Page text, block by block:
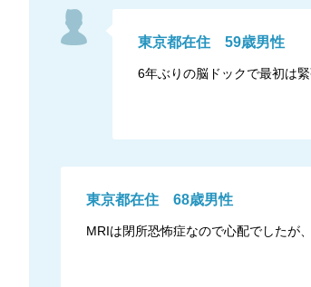
東京都在住 59歳男性
6年ぶりの脳ドックで最初は
東京都在住 68歳男性
MRIは閉所恐怖症なので心配でしたが